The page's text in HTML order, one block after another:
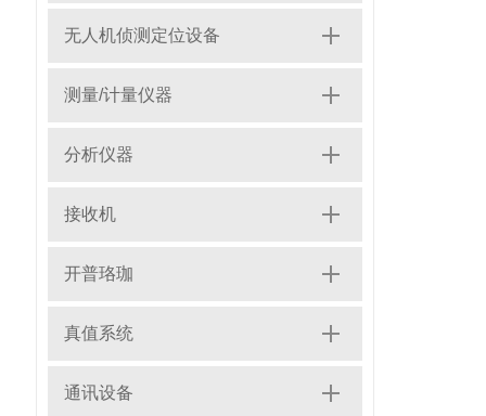
无人机侦测定位设备
测量/计量仪器
分析仪器
接收机
开普珞珈
真值系统
通讯设备